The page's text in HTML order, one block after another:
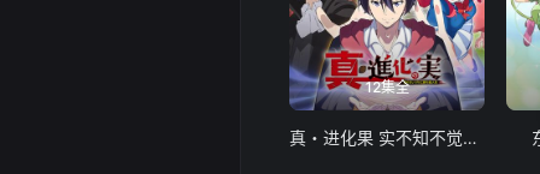
12集全
真・进化果 实不知不觉踏上胜利的人生